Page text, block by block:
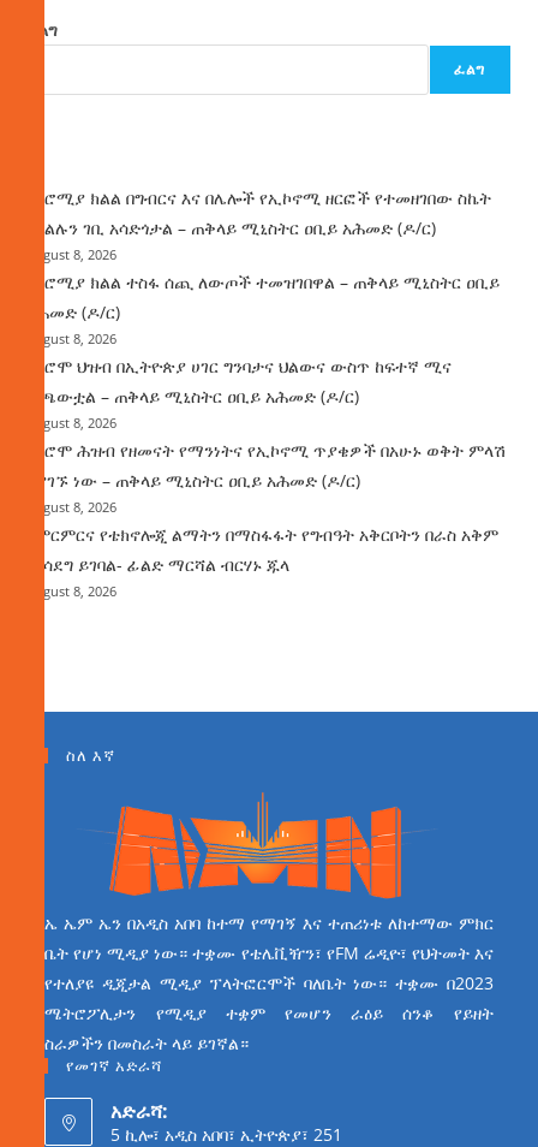
ፈልግ
ፈልግ
በኦሮሚያ ክልል በግብርና እና በሌሎች የኢኮኖሚ ዘርፎች የተመዘገበው ስኬት
የክልሉን ገቢ አሳድጎታል – ጠቅላይ ሚኒስትር ዐቢይ አሕመድ (ዶ/ር)
August 8, 2026
በኦሮሚያ ክልል ተስፋ ሰጪ ለውጦች ተመዝገበዋል – ጠቅላይ ሚኒስትር ዐቢይ
አሕመድ (ዶ/ር)
August 8, 2026
የኦሮሞ ህዝብ በኢትዮጵያ ሀገር ግንባታና ህልውና ውስጥ ከፍተኛ ሚና
ተጫውቷል – ጠቅላይ ሚኒስትር ዐቢይ አሕመድ (ዶ/ር)
August 8, 2026
የኦሮሞ ሕዝብ የዘመናት የማንነትና የኢኮኖሚ ጥያቄዎች በአሁኑ ወቅት ምላሽ
እያገኙ ነው – ጠቅላይ ሚኒስትር ዐቢይ አሕመድ (ዶ/ር)
August 8, 2026
የምርምርና የቴክኖሎጂ ልማትን በማስፋፋት የግብዓት አቅርቦትን በራስ አቅም
ማሳደግ ይገባል- ፊልድ ማርሻል ብርሃኑ ጁላ
August 8, 2026
ስለ እኛ
ኤ ኤም ኤን በአዲስ አበባ ከተማ የማገኝ እና ተጠሪነቱ ለከተማው ምክር
ቤት የሆነ ሚዲያ ነው። ተቋሙ የቴሌቪዥን፣ የFM ሬዲዮ፣ የህትመት እና
የተለያዩ ዲጂታል ሚዲያ ፕላትፎርሞች ባለቤት ነው። ተቋሙ በ2023
ሜትሮፖሊታን የሚዲያ ተቋም የመሆን ራዕይ ሰንቆ የይዘት
ስራዎችን በመስራት ላይ ይገኛል።
የመገኛ አድራሻ
አድራሻ:
5 ኪሎ፣ አዲስ አበባ፣ ኢትዮጵያ፣ 251